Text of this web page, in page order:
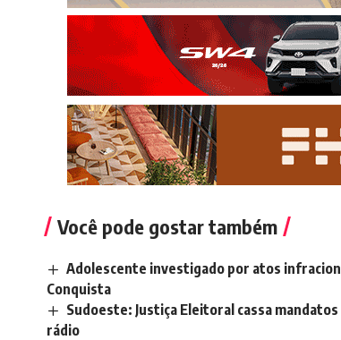
Você pode gostar também
Adolescente investigado por atos
Conquista
Sudoeste: Justiça Eleitoral cassa
rádio